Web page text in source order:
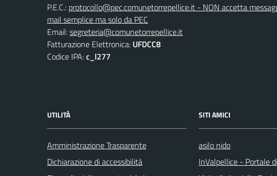
P.E.C.: protocollo@pec.comunetorrepellice.it - NON accetta
mail semplice ma solo da PEC
Email:segreteria@comunetorrepellice.it
Fatturazione Elettronica: UFDCC8
Codice IPA:c_l277
UTILITÀ
Amministrazione Trasparente
Dichiarazione di accessibilità
SITI AMICI
asilo nido
InValpellice - Portale